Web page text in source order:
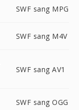
SWF sang MPG
SWF sang M4V
SWF sang AV1
SWF sang OGG